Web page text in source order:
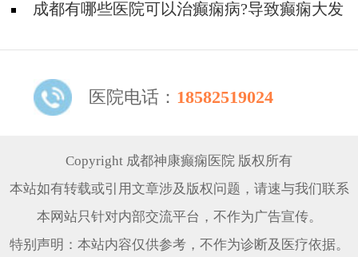
病?成都有哪些医院可以治癫痫病?导致癫痫大发
医院电话： 18582519024
Copyright 成都神康癫痫医院 版权所有
本站如有转载或引用文章涉及版权问题，请速与我们联系
本网站只针对内部交流平台，不作为广告宣传。
特别声明：本站内容仅供参考，不作为诊断及医疗依据。